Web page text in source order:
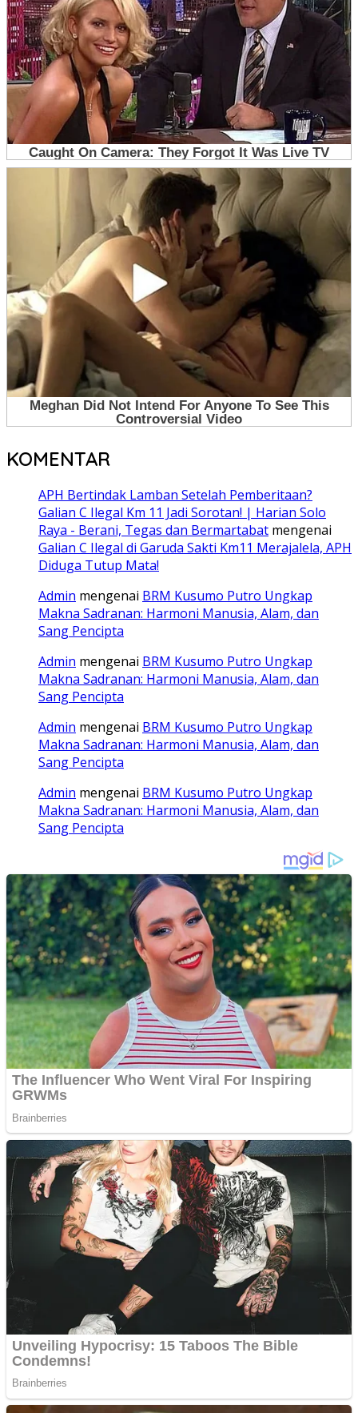
KOMENTAR
APH Bertindak Lamban Setelah Pemberitaan?
Galian C Ilegal Km 11 Jadi Sorotan! | Harian Solo
Raya - Berani, Tegas dan Bermartabat mengenai
Galian C Ilegal di Garuda Sakti Km11 Merajalela, APH
Diduga Tutup Mata!
Admin mengenai BRM Kusumo Putro Ungkap
Makna Sadranan: Harmoni Manusia, Alam, dan
Sang Pencipta
Admin mengenai BRM Kusumo Putro Ungkap
Makna Sadranan: Harmoni Manusia, Alam, dan
Sang Pencipta
Admin mengenai BRM Kusumo Putro Ungkap
Makna Sadranan: Harmoni Manusia, Alam, dan
Sang Pencipta
Admin mengenai BRM Kusumo Putro Ungkap
Makna Sadranan: Harmoni Manusia, Alam, dan
Sang Pencipta